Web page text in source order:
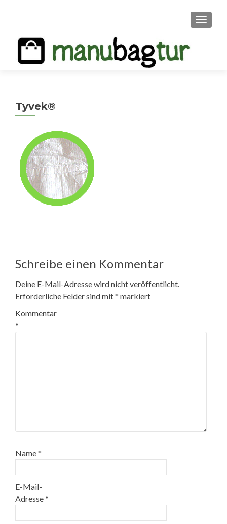
MENU
Tyvek®
Schreibe einen Kommentar
Deine E-Mail-Adresse wird nicht veröffentlicht.
Erforderliche Felder sind mit* markiert
Kommentar
*
Name*
E-Mail-
Adresse*